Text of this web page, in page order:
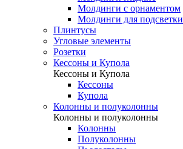
Молдинги с орнаментом
Молдинги для подсветки
Плинтусы
Угловые элементы
Розетки
Кессоны и Купола
Кессоны и Купола
Кессоны
Купола
Колонны и полуколонны
Колонны и полуколонны
Колонны
Полуколонны